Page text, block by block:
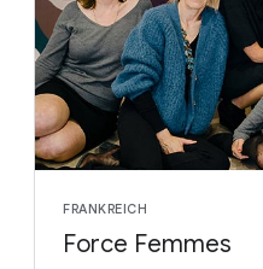
FRANKREICH
Force Femmes